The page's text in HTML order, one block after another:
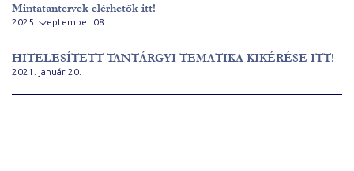
Mintatantervek elérhetők itt!
2025. szeptember 08.
HITELESÍTETT TANTÁRGYI TEMATIKA KIKÉRÉSE ITT!
2021. január 20.